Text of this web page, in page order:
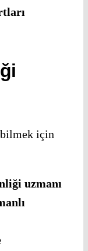
için
uzmanı